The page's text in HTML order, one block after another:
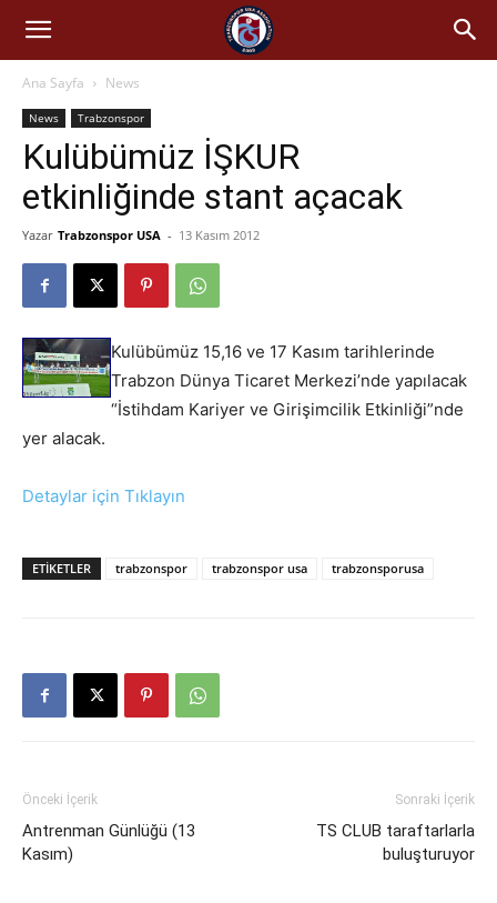
Ana Sayfa News
News Trabzonspor
Kulübümüz İŞKUR
etkinliğinde stant açacak
Yazar Trabzonspor USA - 13 Kasım 2012
Kulübümüz 15,16 ve 17 Kasım tarihlerinde
Trabzon Dünya Ticaret Merkezi’nde yapılacak
“İstihdam Kariyer ve Girişimcilik Etkinliği”nde
yer alacak.
Detaylar için Tıklayın
ETIKETLER trabzonspor trabzonspor usa trabzonsporusa
Önceki İçerik
Antrenman Günlüğü (13
Kasım)
Sonraki İçerik
TS CLUB taraftarlarla
buluşturuyor